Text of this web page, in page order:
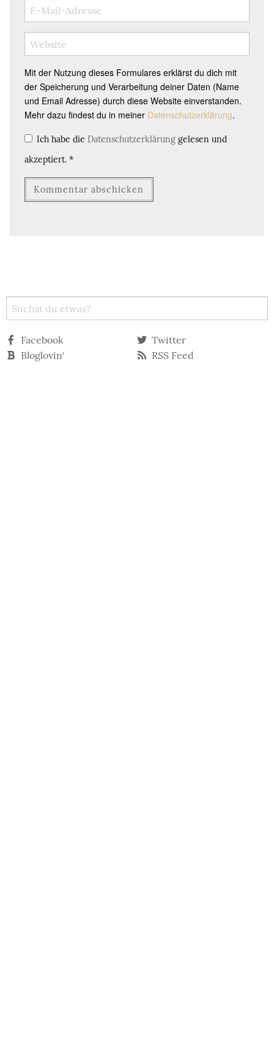
Mit der Nutzung dieses Formulares erklärst du dich mit
der Speicherung und Verarbeitung deiner Daten (Name
und Email Adresse) durch diese Website einverstanden.
Mehr dazu findest du in meiner Datenschutzerklärung.
Ich habe die Datenschutzerklärung gelesen und
akzeptiert. *
Facebook
Twitter
Bloglovin‘
RSS Feed